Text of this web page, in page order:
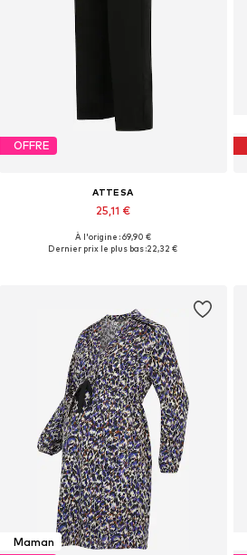
OFFRE
ATTESA
25,11 €
Tailles disponibles: 36
À l'origine : 69,90 €
Dernier prix le plus bas :22,32 €
Maman